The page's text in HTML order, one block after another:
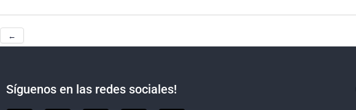
←
Síguenos en las redes sociales!